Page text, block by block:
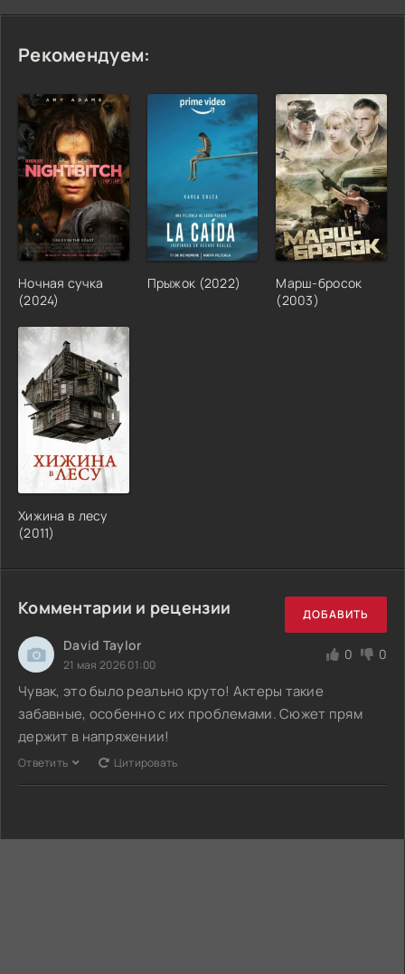
Рекомендуем:
Ночная сучка
(2024)
Прыжок (2022)
Марш-бросок
(2003)
Хижина в лесу
(2011)
Комментарии и рецензии ДОБАВИТЬ
David Taylor
21 мая 2026 01:00
0 0
Чувак, это было реально круто! Актеры такие
забавные, особенно с их проблемами. Сюжет прям
держит в напряжении!
Ответить Цитировать